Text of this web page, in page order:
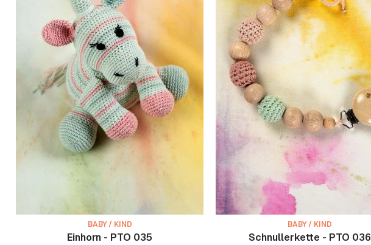
BABY / KIND
Einhorn - PTO 035
BABY / KIND
Schnullerkette - PTO 036